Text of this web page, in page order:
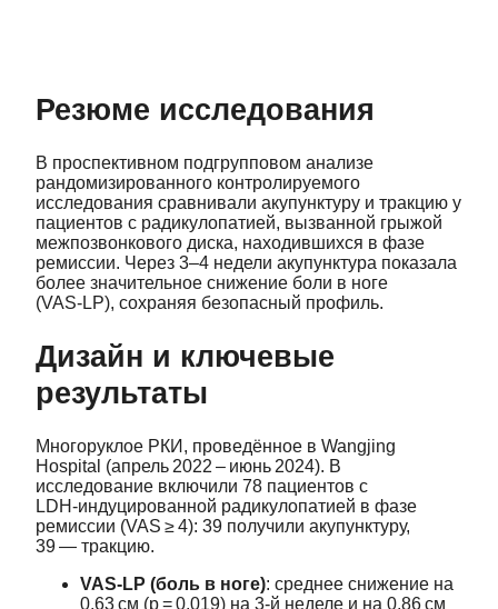
Резюме исследования
В проспективном подгрупповом анализе
рандомизированного контролируемого
исследования сравнивали акупунктуру и тракцию у
пациентов с радикулопатией, вызванной грыжой
межпозвонкового диска, находившихся в фазе
ремиссии. Через 3–4 недели акупунктура показала
более значительное снижение боли в ноге
(VAS‑LP), сохраняя безопасный профиль.
Дизайн и ключевые
результаты
Многоруклое РКИ, проведённое в Wangjing
Hospital (апрель 2022 – июнь 2024). В
исследование включили 78 пациентов с
LDH‑индуцированной радикулопатией в фазе
ремиссии (VAS ≥ 4): 39 получили акупунктуру,
39 — тракцию.
VAS‑LP (боль в ноге): среднее снижение на
0,63 см (p = 0,019) на 3‑й неделе и на 0,86 см